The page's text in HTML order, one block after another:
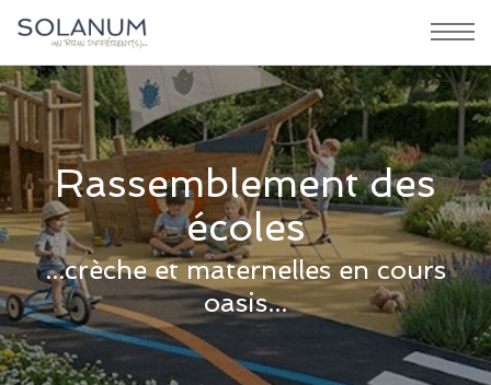
Rassemblement des
écoles
...crèche et maternelles en cours
oasis...